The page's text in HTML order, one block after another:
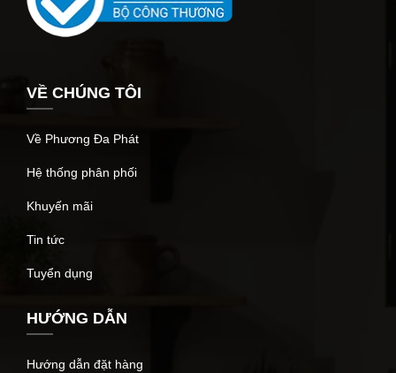
VỀ CHÚNG TÔI
Về Phương Đa Phát
Hệ thống phân phối
Khuyến mãi
Tin tức
Tuyển dụng
HƯỚNG DẪN
Hướng dẫn đặt hàng